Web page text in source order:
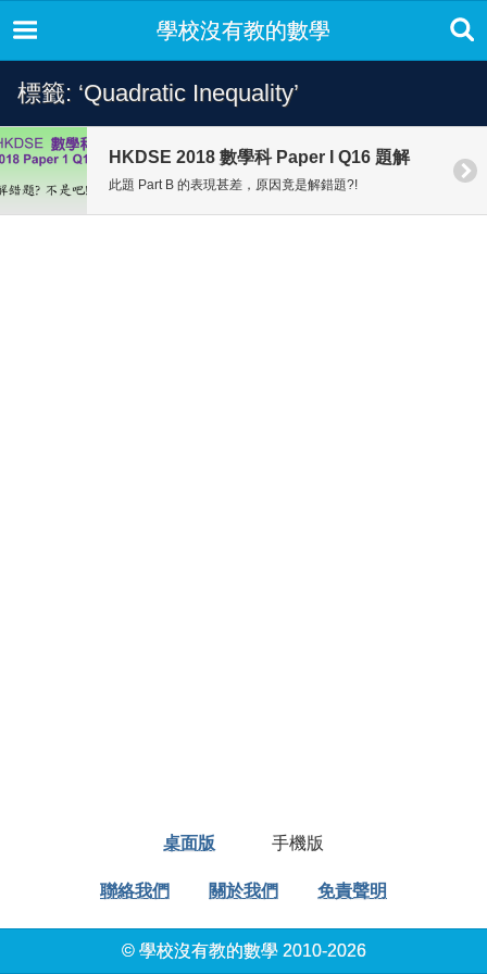
學校沒有教的數學
標籤: ‘Quadratic Inequality’
HKDSE 2018 數學科 Paper I Q16 題解
此題 Part B 的表現甚差，原因竟是解錯題?!
桌面版 手機版
聯絡我們 關於我們 免責聲明
© 學校沒有教的數學 2010-2026